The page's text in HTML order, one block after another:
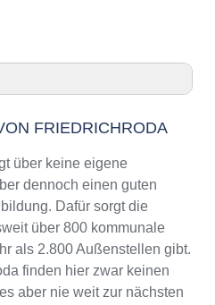
rund um Friedrichroda
Contra
Angebote zu
der Erwachsenenbildung
FRIEDRICHRODA
über keine eigene
dennoch einen guten
Dafür sorgt die
über 800 kommunale
als 2.800 Außenstellen gibt.
finden hier zwar keinen
aber nie weit zur nächsten